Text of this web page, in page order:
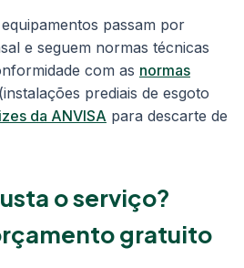
passam por
e seguem normas técnicas
com as normas
(instalações prediais de esgoto
da ANVISA para descarte de
o serviço?
gratuito